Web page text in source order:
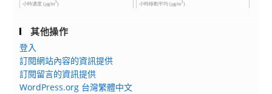
其他操作
登入
訂閱網站內容的資訊提供
訂閱留言的資訊提供
WordPress.org 台灣繁體中文